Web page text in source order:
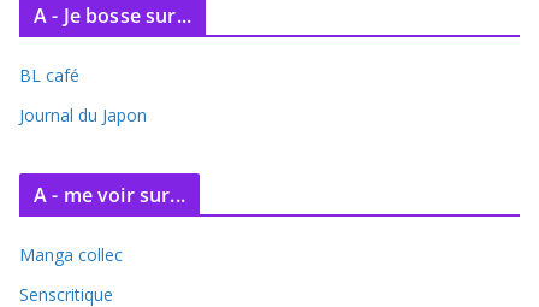
A - Je bosse sur...
BL café
Journal du Japon
A - me voir sur...
Manga collec
Senscritique